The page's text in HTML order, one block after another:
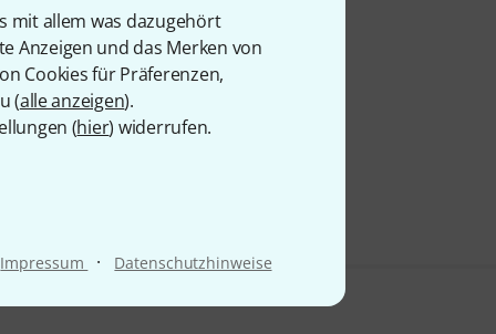
mit allem was dazugehört
Anzeigen und das Merken von
Cookies für Präferenzen,
(alle anzeigen).
(hier) widerrufen.
Impressum · Datenschutzhinweise